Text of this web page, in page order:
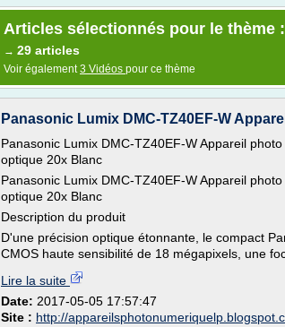
Articles sélectionnés pour le thème
→ 29 articles
Voir également3 Vidéos pour ce thème
Panasonic Lumix DMC-TZ40EF-W
Panasonic Lumix DMC-TZ40EF-W Appareil
optique 20x Blanc
Panasonic Lumix DMC-TZ40EF-W Appareil
optique 20x Blanc
Description du produit
D'une précision optique étonnante, le compact
CMOS haute sensibilité de 18 mégapixels, une
Lire la suite
Date: 2017-05-05 17:57:47
Site : http://